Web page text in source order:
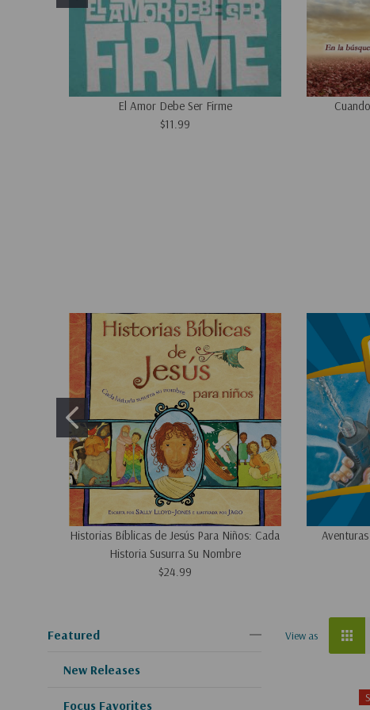
El Amor Debe Ser Firme
$11.99
Historias Bíblicas de Jesús Para Niños: Cada
Historia Susurra Su Nombre
$24.99
Featured
New Releases
Focus Favorites
View as